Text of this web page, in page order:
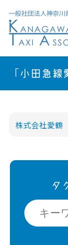
「小田急
株式会社愛
タ